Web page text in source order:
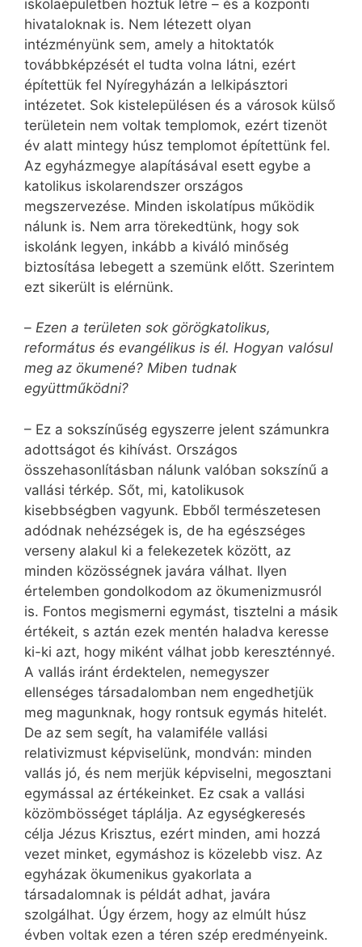
iskolaépületben hoztuk létre – és a központi
hivataloknak is. Nem létezett olyan
intézményünk sem, amely a hitoktatók
továbbképzését el tudta volna látni, ezért
építettük fel Nyíregyházán a lelkipásztori
intézetet. Sok kistelepülésen és a városok külső
területein nem voltak templomok, ezért tizenöt
év alatt mintegy húsz templomot építettünk fel.
Az egyházmegye alapításával esett egybe a
katolikus iskolarendszer országos
megszervezése. Minden iskolatípus működik
nálunk is. Nem arra törekedtünk, hogy sok
iskolánk legyen, inkább a kiváló minőség
biztosítása lebegett a szemünk előtt. Szerintem
ezt sikerült is elérnünk.
– Ezen a területen sok görögkatolikus,
református és evangélikus is él. Hogyan valósul
meg az ökumené? Miben tudnak
együttműködni?
– Ez a sokszínűség egyszerre jelent számunkra
adottságot és kihívást. Országos
összehasonlításban nálunk valóban sokszínű a
vallási térkép. Sőt, mi, katolikusok
kisebbségben vagyunk. Ebből természetesen
adódnak nehézségek is, de ha egészséges
verseny alakul ki a felekezetek között, az
minden közösségnek javára válhat. Ilyen
értelemben gondolkodom az ökumenizmusról
is. Fontos megismerni egymást, tisztelni a másik
értékeit, s aztán ezek mentén haladva keresse
ki-ki azt, hogy miként válhat jobb kereszténnyé.
A vallás iránt érdektelen, nemegyszer
ellenséges társadalomban nem engedhetjük
meg magunknak, hogy rontsuk egymás hitelét.
De az sem segít, ha valamiféle vallási
relativizmust képviselünk, mondván: minden
vallás jó, és nem merjük képviselni, megosztani
egymással az értékeinket. Ez csak a vallási
közömbösséget táplálja. Az egységkeresés
célja Jézus Krisztus, ezért minden, ami hozzá
vezet minket, egymáshoz is közelebb visz. Az
egyházak ökumenikus gyakorlata a
társadalomnak is példát adhat, javára
szolgálhat. Úgy érzem, hogy az elmúlt húsz
évben voltak ezen a téren szép eredményeink.